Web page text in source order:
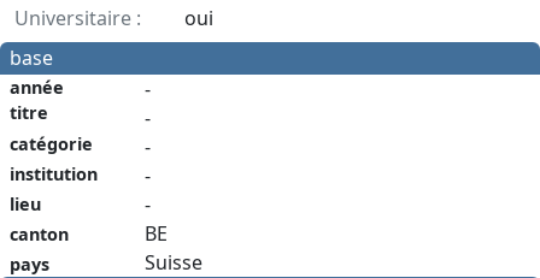
Universitaire :
oui
base
année
titre
catégorie
institution
lieu
canton
pays
-
-
-
-
-
BE
Suisse